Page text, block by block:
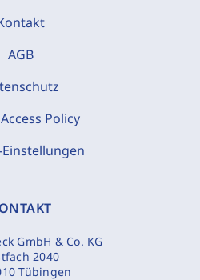
AGB
Policy
GmbH & Co. KG
2040
Tübingen